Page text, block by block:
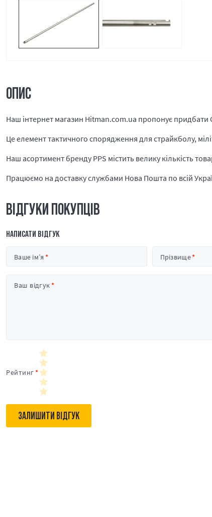
ОПИС
Наш інтернет магазин Hitman.com.ua пропонує придбати
Це елемент тактичного спорядження для страйкболу,
Наш асортимент бренду PPS містить велику кількість
Працюємо на доставку службами Нова Пошта по всій
ВІДГУКИ ПОКУПЦІВ
НАПИСАТИ ВІДГУК
Ваше ім’я Прізвище
Ваш відгук
Рейтинг
ЗАЛИШИТИ ВІДГУК